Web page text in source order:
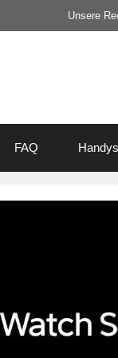
Unsere
FAQ